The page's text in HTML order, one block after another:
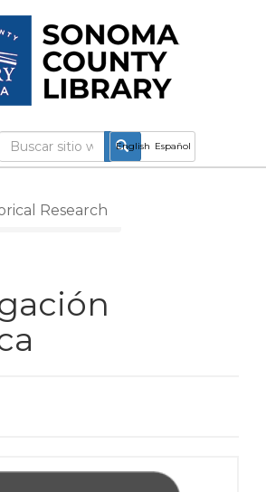
English Español
Research